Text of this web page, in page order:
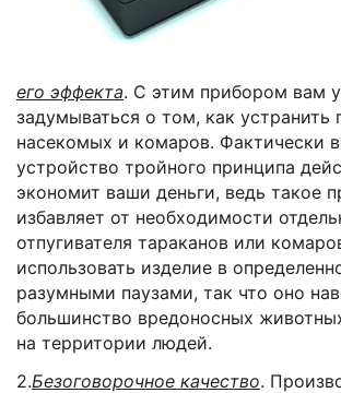
его эффекта. С этим прибором вам
задумываться о том, как устранить
насекомых и комаров. Фактически
устройство тройного принципа
экономит ваши деньги, ведь такое
избавляет от необходимости
отпугивателя тараканов или
использовать изделие в
разумными паузами, так что оно
большинство вредоносных
на территории людей.
2.Безоговорочное качество.